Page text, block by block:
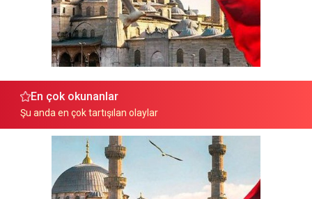
En çok okunanlar
Şu anda en çok tartışılan olaylar